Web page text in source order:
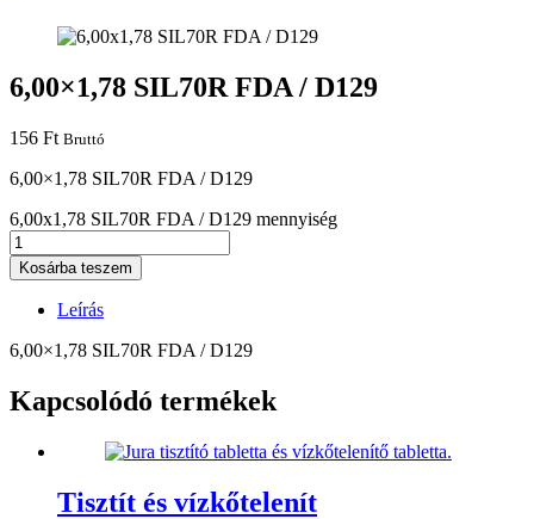
6,00×1,78 SIL70R FDA / D129
156 Ft Bruttó
6,00×1,78 SIL70R FDA / D129
6,00x1,78 SIL70R FDA / D129 mennyiség
Kosárba teszem
Leírás
6,00×1,78 SIL70R FDA / D129
Kapcsolódó termékek
Tisztít és vízkőtelenít